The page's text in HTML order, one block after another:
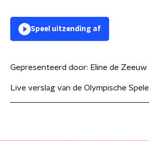
Speel uitzending af
Gepresenteerd door: Eline de
Live verslag van de Olympische